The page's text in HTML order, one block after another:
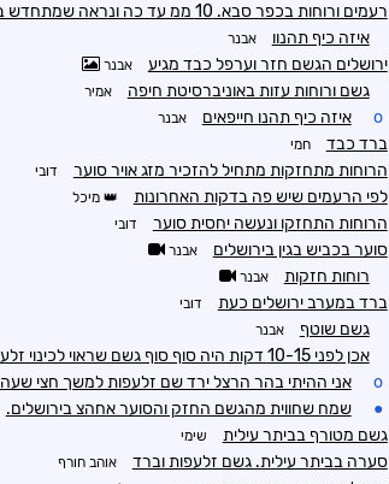
רעמים ורוחות בכפר סבא. 10 ממ עד כה ונראה שמתחדש בקרוב
איזה כיף תהנוו אבנר
ירושלים הגשם חזר וערפל כבד מגיע אבנר
גשם ורוחות עזות באוניברסיטת חיפה אמיר
o איזה כיף תהנו חייפאים אבנר
ברד כבד חמי
הרוחות מתחזקות מתחיל להזכיר מזג אויר סוער דובי
לפי הרעמים שיש פה בדקות האחרונות מיכל
הרוחות התחזקו ונעשה יחסית סוער דובי
סוער בכביש בגין בירושלים אבנר
רוחות חזקות אבנר
ברד במערב ירושלים כעת דובי
גשם שוטף אבנר
אכן לפני 10-15 דקות היה סוף סוף גשם שראוי לכינוי זלעפות
o אני ההיתי בהר הרצל ירד שם זלעפות למשך חצי שעה
● שמח שחווית מהגשם החזק והסוער אחהצ בירושלים.
גשם מטורף בביתר עילית שימי
סערה בביתר עילית. גשם זלעפות וברד אוהב חורף